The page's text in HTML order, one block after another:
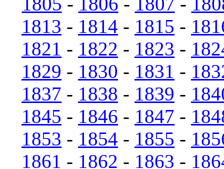
1813 - 1814 - 1815 -
1821 - 1822 - 1823 -
1829 - 1830 - 1831 -
1837 - 1838 - 1839 -
1845 - 1846 - 1847 -
1853 - 1854 - 1855 -
1861 - 1862 - 1863 -